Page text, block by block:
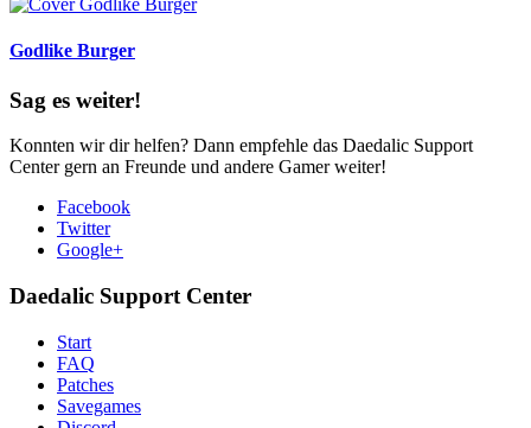
Godlike Burger
Sag es weiter!
Konnten wir dir helfen? Dann empfehle das Daedalic Support
Center gern an Freunde und andere Gamer weiter!
Facebook
Twitter
Google+
Daedalic Support Center
Start
FAQ
Patches
Savegames